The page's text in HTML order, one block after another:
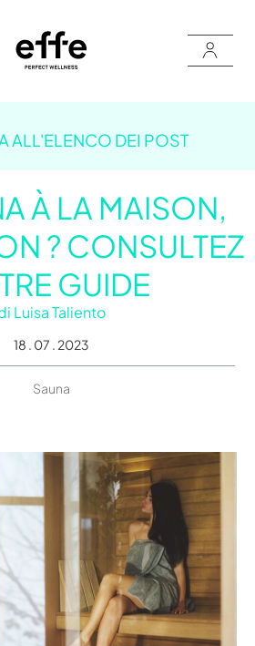
ALL'ELENCO DEI POST
À LA MAISON,
? CONSULTEZ
GUIDE
Luisa Taliento
18 . 07 . 2023
Sauna